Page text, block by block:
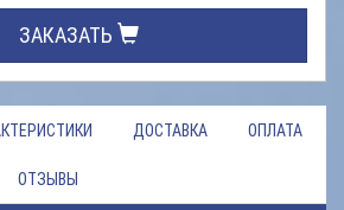
ЗАКАЗАТЬ
ДОСТАВКА ОПЛАТА
ОТЗЫВЫ